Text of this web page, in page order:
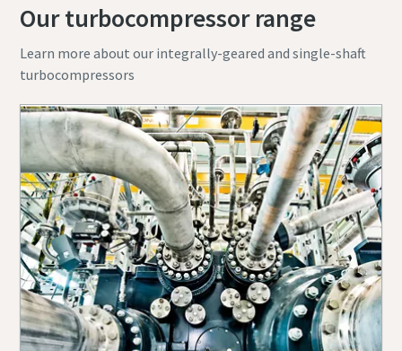
Our turbocompressor range
Learn more about our integrally-geared and single-shaft
turbocompressors